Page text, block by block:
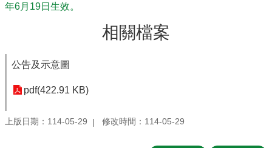
年6月19日生效。
相關檔案
公告及示意圖
pdf(422.91 KB)
上版日期：114-05-29 修改時間：114-05-29